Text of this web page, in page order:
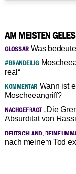
AM MEISTEN
GLOSSAR Was
#BRANDEILIG
real“
KOMMENTAR Wann ist
Moscheeangriff?
NACHGEFRAGT„Die
Absurdität von
DEUTSCHLAND, DEINE
nach meinem Tod